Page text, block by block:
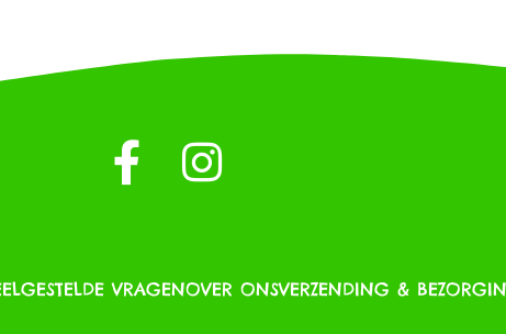
VRAGENOVER ONSVERZENDING &